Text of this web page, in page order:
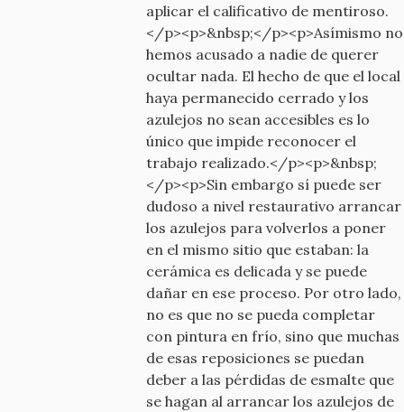
aplicar el calificativo de mentiroso.
</p><p>&nbsp;</p><p>Asímismo no
hemos acusado a nadie de querer
ocultar nada. El hecho de que el local
haya permanecido cerrado y los
azulejos no sean accesibles es lo
único que impide reconocer el
trabajo realizado.</p><p>&nbsp;
</p><p>Sin embargo sí puede ser
dudoso a nivel restaurativo arrancar
los azulejos para volverlos a poner
en el mismo sitio que estaban: la
cerámica es delicada y se puede
dañar en ese proceso. Por otro lado,
no es que no se pueda completar
con pintura en frío, sino que muchas
de esas reposiciones se puedan
deber a las pérdidas de esmalte que
se hagan al arrancar los azulejos de